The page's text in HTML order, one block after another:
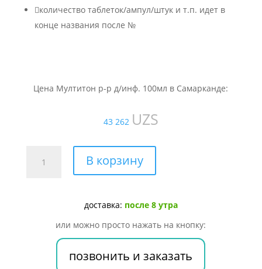
количество таблеток/ампул/штук и т.п. идет в
конце названия после №
Цена Мултитон р-р д/инф. 100мл в Самарканде:
43 262 UZS
товара
В корзину
доставка: после 8 утра
или можно просто нажать на кнопку:
позвонить и заказать